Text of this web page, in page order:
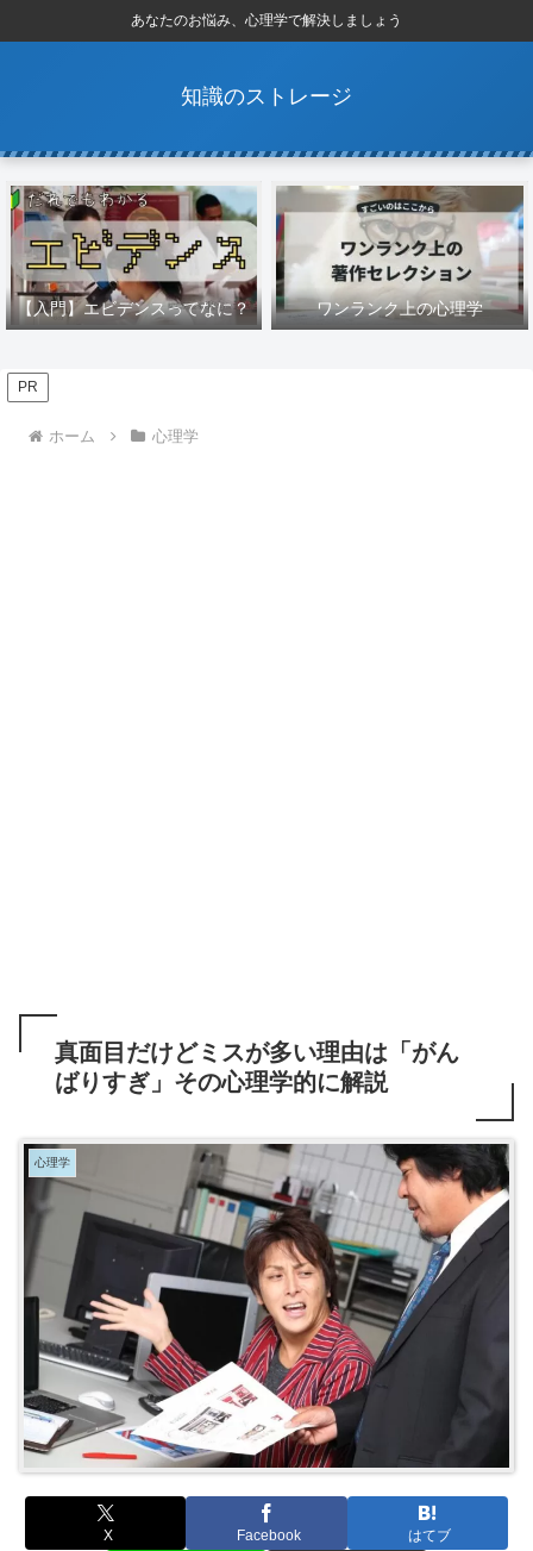
あなたのお悩み、心理学で解決しましょう
知識のストレージ
【入門】エビデンスってなに？ ワンランク上の心理学
PR
ホーム 心理学
真面目だけどミスが多い理由は「がん
ばりすぎ」その心理学的に解説
心理学
X Facebook はてブ